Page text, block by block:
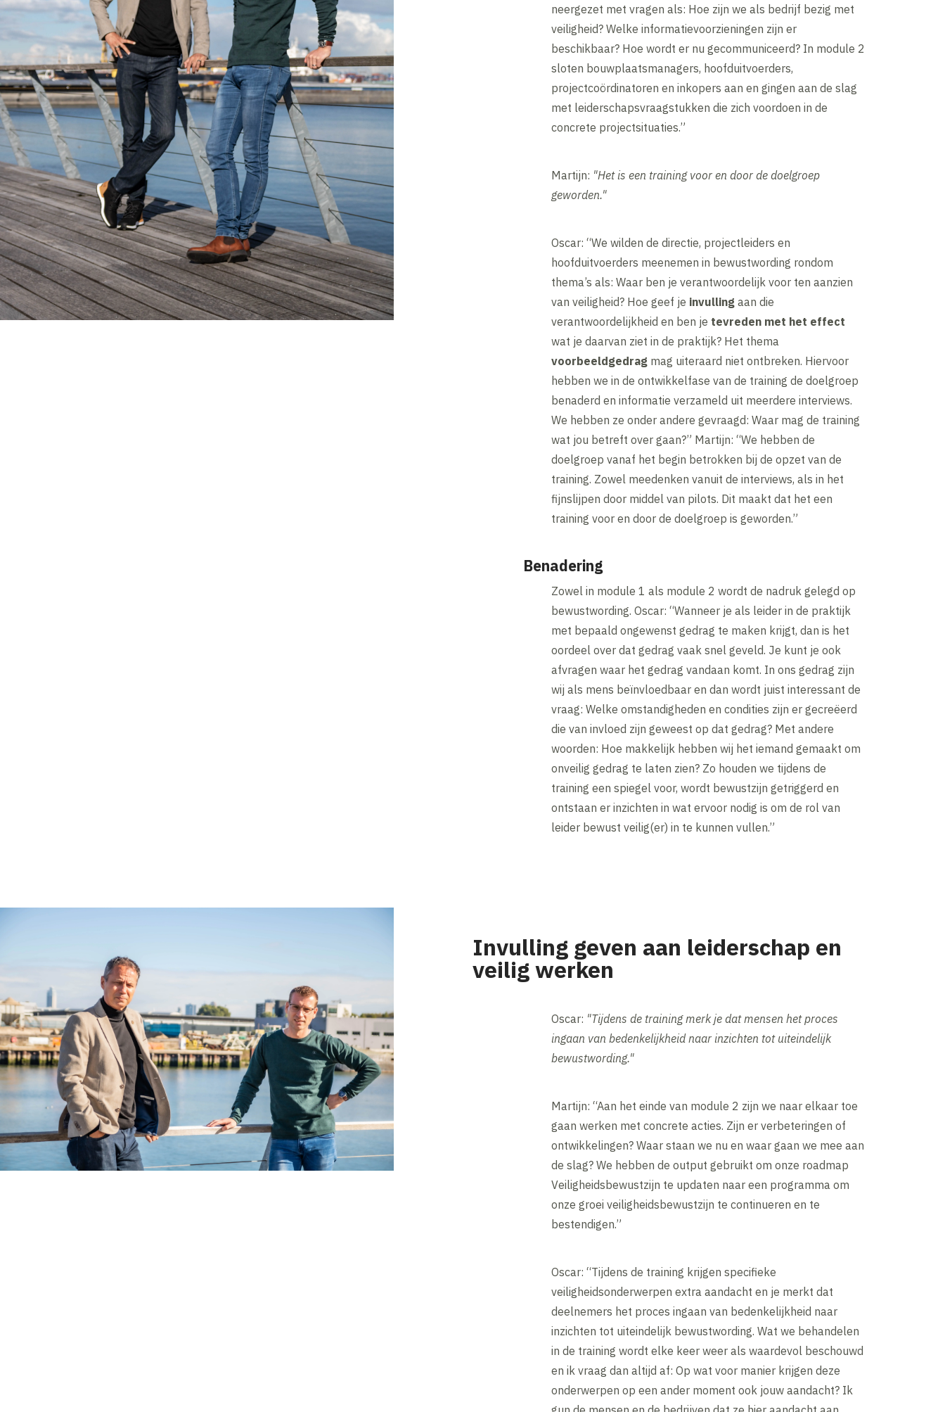
neergezet met vragen als: Hoe zijn we als bedrijf bezig met
veiligheid? Welke informatievoorzieningen zijn er
beschikbaar? Hoe wordt er nu gecommuniceerd? In module 2
sloten bouwplaatsmanagers, hoofduitvoerders,
projectcoördinatoren en inkopers aan en gingen aan de slag
met leiderschapsvraagstukken die zich voordoen in de
concrete projectsituaties.”
Martijn: "Het is een training voor en door de doelgroep
geworden."
Oscar: “We wilden de directie, projectleiders en
hoofduitvoerders meenemen in bewustwording rondom
thema’s als: Waar ben je verantwoordelijk voor ten aanzien
van veiligheid? Hoe geef je invulling aan die
verantwoordelijkheid en ben je tevreden met het effect
wat je daarvan ziet in de praktijk? Het thema
voorbeeldgedrag mag uiteraard niet ontbreken. Hiervoor
hebben we in de ontwikkelfase van de training de doelgroep
benaderd en informatie verzameld uit meerdere interviews.
We hebben ze onder andere gevraagd: Waar mag de training
wat jou betreft over gaan?” Martijn: “We hebben de
doelgroep vanaf het begin betrokken bij de opzet van de
training. Zowel meedenken vanuit de interviews, als in het
fijnslijpen door middel van pilots. Dit maakt dat het een
training voor en door de doelgroep is geworden.”
Benadering
Zowel in module 1 als module 2 wordt de nadruk gelegd op
bewustwording. Oscar: “Wanneer je als leider in de praktijk
met bepaald ongewenst gedrag te maken krijgt, dan is het
oordeel over dat gedrag vaak snel geveld. Je kunt je ook
afvragen waar het gedrag vandaan komt. In ons gedrag zijn
wij als mens beïnvloedbaar en dan wordt juist interessant de
vraag: Welke omstandigheden en condities zijn er gecreëerd
die van invloed zijn geweest op dat gedrag? Met andere
woorden: Hoe makkelijk hebben wij het iemand gemaakt om
onveilig gedrag te laten zien? Zo houden we tijdens de
training een spiegel voor, wordt bewustzijn getriggerd en
ontstaan er inzichten in wat ervoor nodig is om de rol van
leider bewust veilig(er) in te kunnen vullen.”
Invulling geven aan leiderschap en
veilig werken
Oscar: "Tijdens de training merk je dat mensen het proces
ingaan van bedenkelijkheid naar inzichten tot uiteindelijk
bewustwording."
Martijn: “Aan het einde van module 2 zijn we naar elkaar toe
gaan werken met concrete acties. Zijn er verbeteringen of
ontwikkelingen? Waar staan we nu en waar gaan we mee aan
de slag? We hebben de output gebruikt om onze roadmap
Veiligheidsbewustzijn te updaten naar een programma om
onze groei veiligheidsbewustzijn te continueren en te
bestendigen.”
Oscar: “Tijdens de training krijgen specifieke
veiligheidsonderwerpen extra aandacht en je merkt dat
deelnemers het proces ingaan van bedenkelijkheid naar
inzichten tot uiteindelijk bewustwording. Wat we behandelen
in de training wordt elke keer weer als waardevol beschouwd
en ik vraag dan altijd af: Op wat voor manier krijgen deze
onderwerpen op een ander moment ook jouw aandacht? Ik